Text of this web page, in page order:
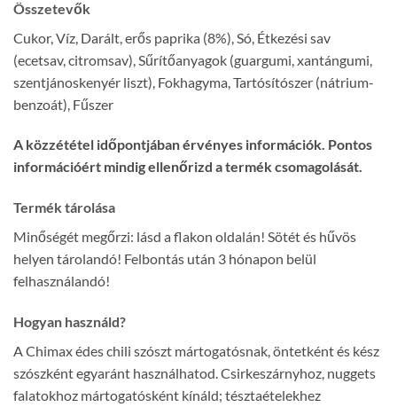
Összetevők
Cukor, Víz, Darált, erős paprika (8%), Só, Étkezési sav
(ecetsav, citromsav), Sűrítőanyagok (guargumi, xantángumi,
szentjánoskenyér liszt), Fokhagyma, Tartósítószer (nátrium-
benzoát), Fűszer
A közzététel időpontjában érvényes információk. Pontos
információért mindig ellenőrizd a termék csomagolását.
Termék tárolása
Minőségét megőrzi: lásd a flakon oldalán! Sötét és hűvös
helyen tárolandó! Felbontás után 3 hónapon belül
felhasználandó!
Hogyan használd?
A Chimax édes chili szószt mártogatósnak, öntetként és kész
szószként egyaránt használhatod. Csirkeszárnyhoz, nuggets
falatokhoz mártogatósként kínáld; tésztaételekhez